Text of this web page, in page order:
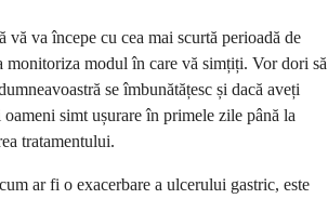
vă va începe cu cea mai scurtă perioadă de
monitoriza modul în care vă simțiți. Vor dori să
se îmbunătățesc și dacă aveți
simt ușurare în primele zile până la
tratamentului.
ar fi o exacerbare a ulcerului gastric, este